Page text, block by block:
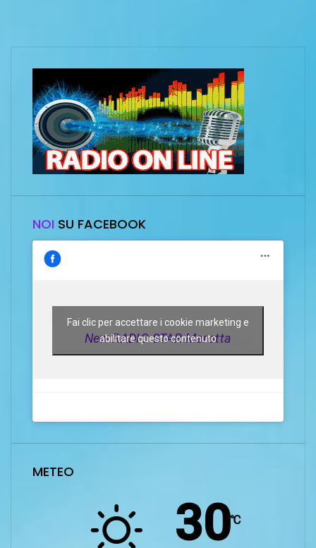
NOI SU FACEBOOK
New RADIO STAR Marotta
Fai clic per accettare i cookie marketing e
abilitare questo contenuto
METEO
30℃